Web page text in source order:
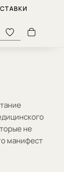
не
манифест